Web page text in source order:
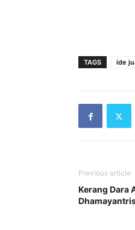
TAGS ide
Previous article
Kerang Dara